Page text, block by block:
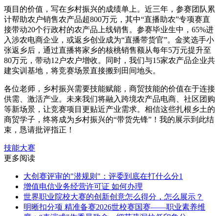
项目的价值，写在乡村振兴的成绩单上。近三年，参赛团队累
计帮助农户销售农产品超800万元，其中“直播助农”专项赛直
接带动20个行政村的农产品上线销售。参赛毕业生中，65%进
入涉农电商企业，或返乡创业成为“直播带货官”。金奖选手小
张返乡后，通过直播将家乡的核桃销售额从每年5万元提升至
80万元，带动12户农户增收。同时，我们与15家农产品企业共
建实训基地，将竞赛场景直接搬到田间地头。
各位老师，乡村振兴需要技能赋能，商贸技能的价值在于连接
供需、激活产业。未来我们将融入跨境农产品电商、社区团购
等新场景，让竞赛项目更贴近产业需求。相信这些扎根乡土的
商贸学子，终将成为乡村振兴的“带货先锋”！我的展示到此结
束，恳请批评指正！
技能大赛
更多阅读
大创赛评审的"潜规则"：评委到底在打什么分1
增值电信业务经营许可证 如何办理
世界职业院校大赛的创新创意怎么得分，怎么展示？
明晰扣分项 精准备赛2026世校赛国赛——职业素养维